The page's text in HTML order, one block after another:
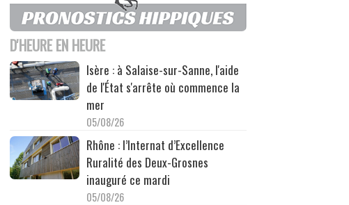
D'HEURE EN HEURE
Isère : à Salaise-sur-Sanne, l'aide
de l'État s'arrête où commence la
mer
05/08/26
Rhône : l’Internat d’Excellence
Ruralité des Deux-Grosnes
inauguré ce mardi
05/08/26